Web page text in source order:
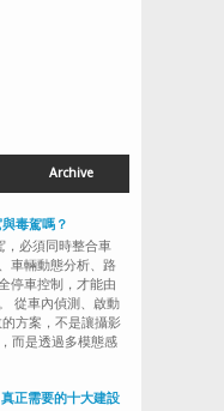
Archive
毒駕嗎？
，必須同時整合車
車輛動態分析、路
停車控制，才能由
從車內偵測、啟動
方案，不是讓攝影
而是透過多模態感
正需要的十大建設